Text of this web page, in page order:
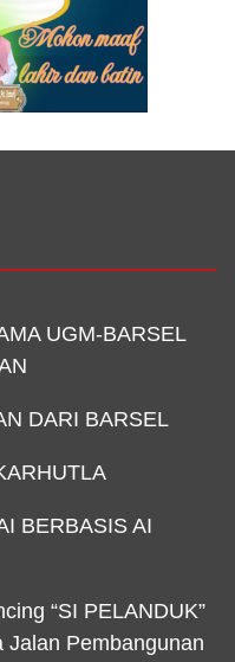
UGM-BARSEL
DARI BARSEL
BERBASIS AI
“SI PELANDUK”
Jalan Pembangunan